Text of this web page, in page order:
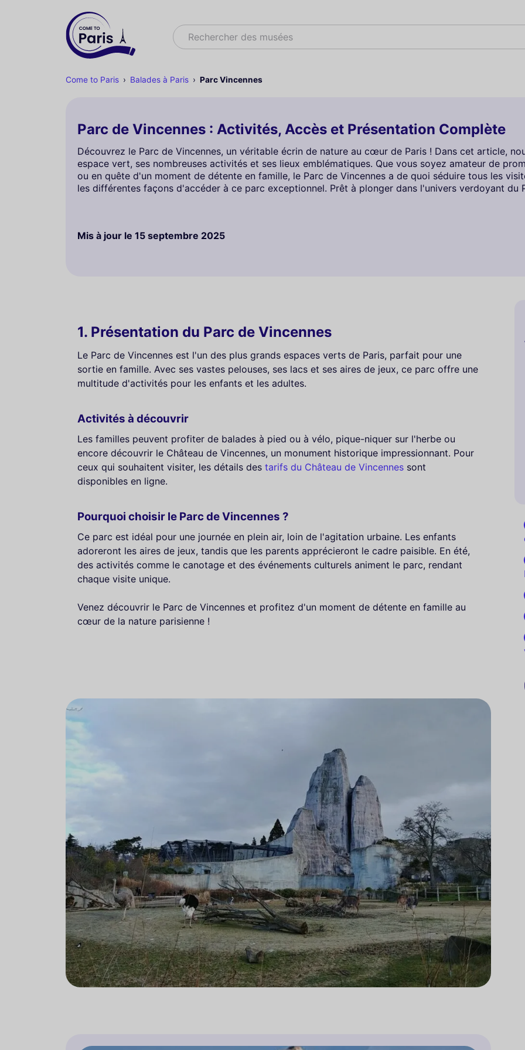
Rechercher
Rechercher des spec
Come to Paris Balades à Paris Parc Vincennes
Parc de Vincennes : Activités, Accès et Présentation Complète
Découvrez le Parc de Vincennes, un véritable écrin de nature au cœur de Paris ! Dans cet article,
espace vert, ses nombreuses activités et ses lieux emblématiques. Que vous soyez amateur de
ou en quête d'un moment de détente en famille, le Parc de Vincennes a de quoi séduire tous les
les différentes façons d'accéder à ce parc exceptionnel. Prêt à plonger dans l'univers verdoyant du
Mis à jour le 15 septembre 2025
1. Présentation du Parc de Vincennes
Le Parc de Vincennes est l'un des plus grands espaces verts de Paris, parfait pour une
sortie en famille. Avec ses vastes pelouses, ses lacs et ses aires de jeux, ce parc offre une
multitude d'activités pour les enfants et les adultes.
Activités à découvrir
Les familles peuvent profiter de balades à pied ou à vélo, pique-niquer sur l'herbe ou
encore découvrir le Château de Vincennes, un monument historique impressionnant. Pour
ceux qui souhaitent visiter, les détails des tarifs du Château de Vincennes sont
disponibles en ligne.
Pourquoi choisir le Parc de Vincennes ?
Ce parc est idéal pour une journée en plein air, loin de l'agitation urbaine. Les enfants
adoreront les aires de jeux, tandis que les parents apprécieront le cadre paisible. En été,
des activités comme le canotage et des événements culturels animent le parc, rendant
chaque visite unique.
Venez découvrir le Parc de Vincennes et profitez d'un moment de détente en famille au
cœur de la nature parisienne !